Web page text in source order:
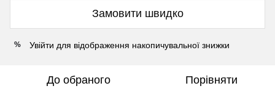
Замовити швидко
% Увійти для відображення накопичувальної знижки
До обраного Порівняти